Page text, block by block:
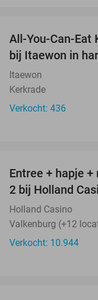
All-You-Can-Eat
bij Itaewon in
Itaewon
Kerkrade
Verkocht: 436
Entree + hapje
2 bij Holland
Holland Casino
Valkenburg (+12
Verkocht: 10.944